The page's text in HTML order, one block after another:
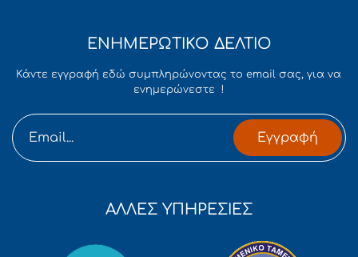
ΕΝΗΜΕΡΩΤΙΚΟ ΔΕΛΤΙΟ
Κάντε εγγραφή εδώ συμπληρώνοντας το email σας, για να
ενημερώνεστε !
Εγγραφή
ΑΛΛΕΣ ΥΠΗΡΕΣΙΕΣ